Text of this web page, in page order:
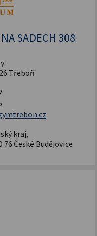
SADECH 308
Třeboň
kraj,
České Budějovice